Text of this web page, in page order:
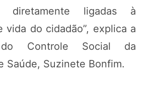
diretamente ligadas à
vida do cidadão”, explica a
do Controle Social da
Saúde, Suzinete Bonfim.